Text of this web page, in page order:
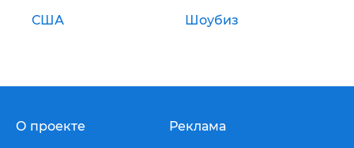
США Шоубиз
О проекте Реклама